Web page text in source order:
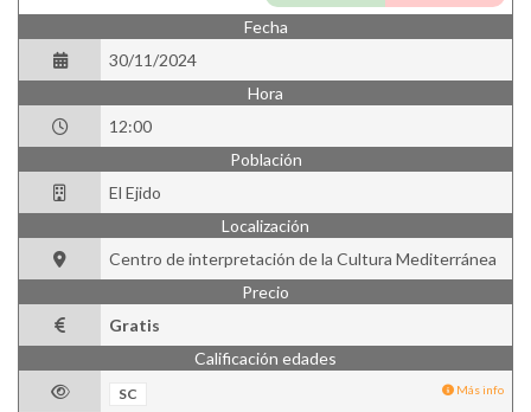
Fecha
30/11/2024
Hora
12:00
Población
El Ejido
Localización
Centro de interpretación de la Cultura Mediterránea
Precio
Gratis
Calificación edades
SC Más info